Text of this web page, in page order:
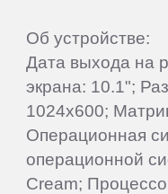
Об устройстве:
Дата выхода на
экрана: 10.1";
1024x600;
Операционная
операционной
Cream;
Keecoo
Keneksi
Lenovo